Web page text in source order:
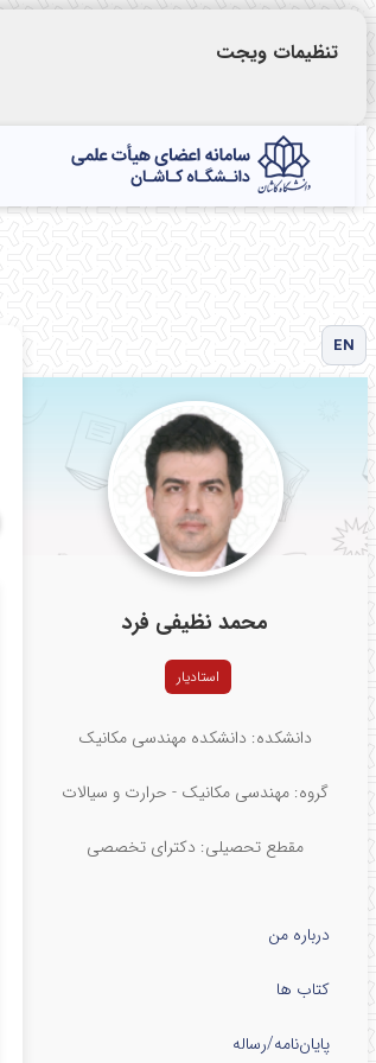
تنظیمات ویجت
EN
محمد نظیفی فرد
استادیار
دانشکده: دانشکده مهندسی مکانیک
گروه: مهندسی مکانیک - حرارت و سیالات
مقطع تحصیلی: دکترای تخصصی
درباره من
کتاب ها
پایان‌نامه‌/رساله